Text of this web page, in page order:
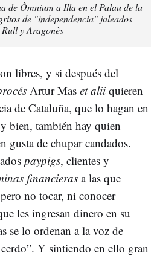
de Òmnium a Illa en el Palau de la
de "independencia" jaleados
y Aragonès
libres, y si después del
Artur Mas et alii quieren
de Cataluña, que lo hagan en
bien, también hay quien
gusta de chupar candados.
paypigs, clientes y
financierasa las que
no tocar, ni conocer
les ingresan dinero en su
se lo ordenan a la voz de
Y sintiendo en ello gran